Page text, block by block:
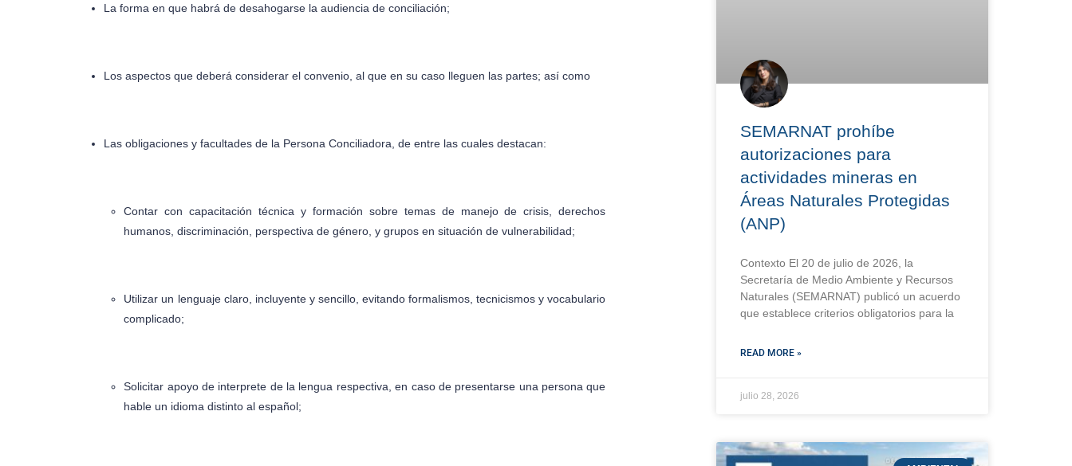
La forma en que habrá de desahogarse la audiencia de conciliación;
Los aspectos que deberá considerar el convenio, al que en su caso lleguen las partes; así como
Las obligaciones y facultades de la Persona Conciliadora, de entre las cuales destacan:
Contar con capacitación técnica y formación sobre temas de manejo de crisis, derechos
humanos, discriminación, perspectiva de género, y grupos en situación de vulnerabilidad;
Utilizar un lenguaje claro, incluyente y sencillo, evitando formalismos, tecnicismos y vocabulario
complicado;
Solicitar apoyo de interprete de la lengua respectiva, en caso de presentarse una persona que
hable un idioma distinto al español;
SEMARNAT prohíbe
autorizaciones para
actividades mineras en
Áreas Naturales Protegidas
(ANP)
Contexto El 20 de julio de 2026, la
Secretaría de Medio Ambiente y Recursos
Naturales (SEMARNAT) publicó un acuerdo
que establece criterios obligatorios para la
READ MORE »
julio 28, 2026